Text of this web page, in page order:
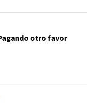
otro favor